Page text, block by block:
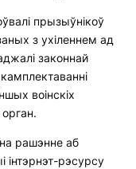
прызыўнікоў
з ухіленнем ад
законнай
воінскіх
рашэнне аб
інтэрнэт-рэсурсу